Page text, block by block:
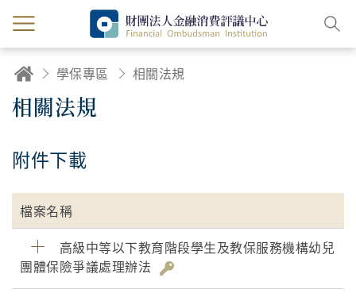
學保專區 相關法規
相關法規
附件下載
檔案名稱
高級中等以下教育階段學生及教保服務機構幼兒
團體保險爭議處理辦法